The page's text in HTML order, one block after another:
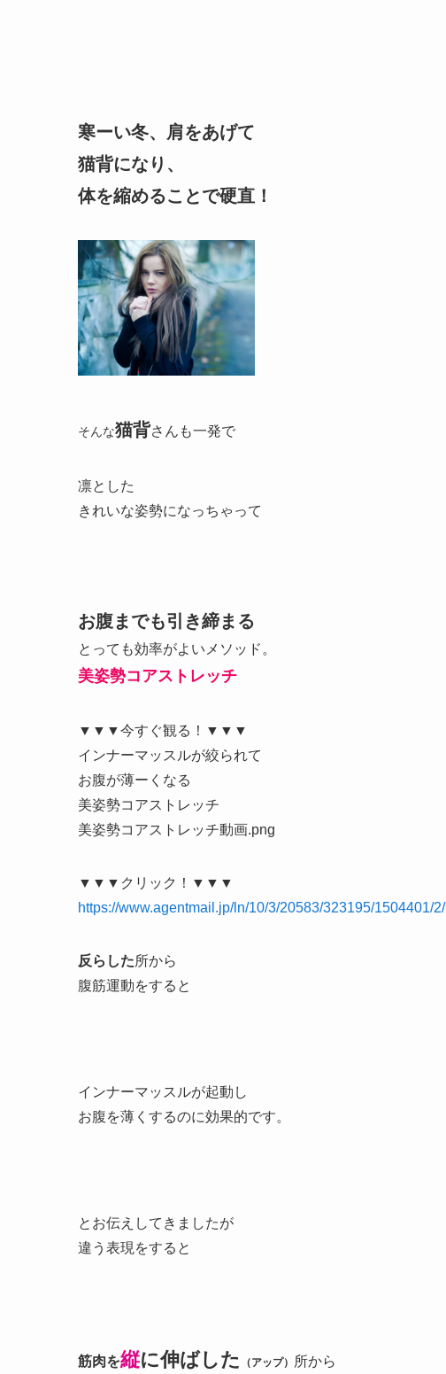
寒ーい冬、肩をあげて
猫背になり、
体を縮めることで硬直！
そんな猫背さんも一発で
凛とした
きれいな姿勢になっちゃって
お腹までも引き締まる
とっても効率がよいメソッド。
美姿勢コアストレッチ
▼▼▼今すぐ観る！▼▼▼
インナーマッスルが絞られて
お腹が薄ーくなる
美姿勢コアストレッチ
美姿勢コアストレッチ動画.png
▼▼▼クリック！▼▼▼
https://www.agentmail.jp/ln/10/3/20583/323195/1504401/2/
反らした所から
腹筋運動をすると
インナーマッスルが起動し
お腹を薄くするのに効果的です。
とお伝えしてきましたが
違う表現をすると
筋肉を縦に伸ばした （アップ） 所から